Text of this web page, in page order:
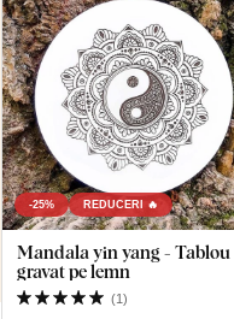
-25% REDUCERI 🔥
Mandala yin yang - Tablou
gravat pe lemn
(1)